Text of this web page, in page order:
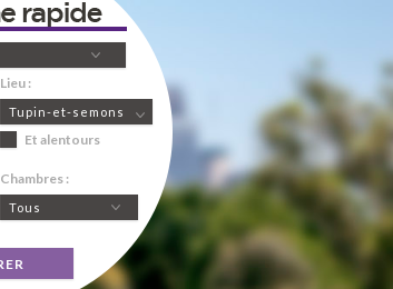
Lieu :
Tupin-et-semons
Et alentours
Chambres :
Tous